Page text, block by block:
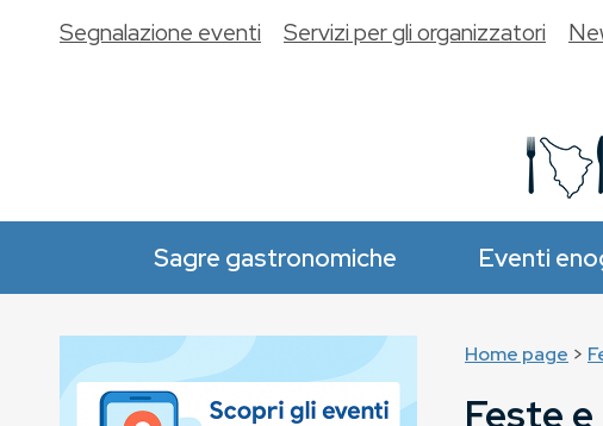
Sagre gastronomiche Eventi
Segnalazione eventi Servizi per gli organizzatori
Home page >
Feste